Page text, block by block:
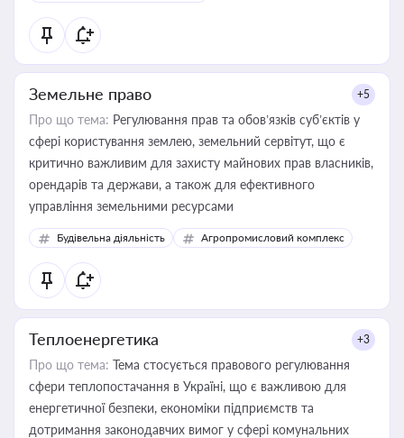
Земельне право +5
Про що тема: Регулювання прав та обов’язків суб’єктів у
сфері користування землею, земельний сервітут, що є
критично важливим для захисту майнових прав власників,
орендарів та держави, а також для ефективного
управління земельними ресурсами
Будівельна діяльність Агропромисловий комплекс
Теплоенергетика +3
Про що тема: Тема стосується правового регулювання
сфери теплопостачання в Україні, що є важливою для
енергетичної безпеки, економіки підприємств та
дотримання законодавчих вимог у сфері комунальних